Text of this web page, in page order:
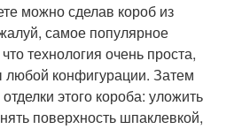
можно сделав короб из
самое популярное
технология очень проста,
любой конфигурации. Затем
этого короба: уложить
поверхность шпаклевкой,